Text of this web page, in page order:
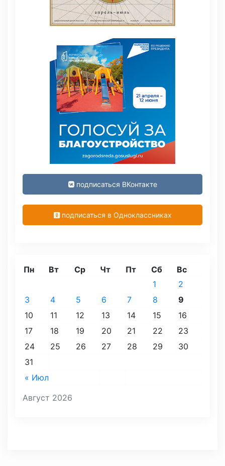
подписаться ВКонтакте
подписаться в Одноклассниках
Август 2026
Пн Вт Ср Чт Пт Сб Вс
« Июл
1
2
3
4 5 6 7 8
9
10
11 12 13 14 15
16
17
18 19 20 21 22
23
24
25 26 27 28 29
30
31